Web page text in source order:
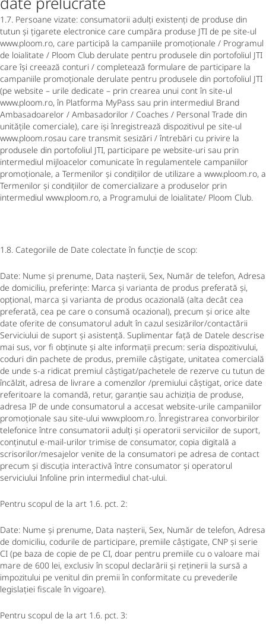
1.7. Persoane vizate: consumatorii adulți existenți de produse din
tutun și țigarete electronice care cumpăra produse JTI de pe site-ul
www.ploom.ro, care participă la campaniile promoționale / Programul
de loialitate / Ploom Club derulate pentru produsele din portofoliul JTI
care își creează conturi / completează formulare de participare la
campaniile promoționale derulate pentru produsele din portofoliul JTI
(pe website – urile dedicate – prin crearea unui cont în site-ul
www.ploom.ro, în Platforma MyPass sau prin intermediul Brand
Ambasadoarelor / Ambasadorilor / Coaches / Personal Trade din
unitățile comerciale), care iși înregistrează dispozitivul pe site-ul
www.ploom.rosau care transmit sesizări / întrebări cu privire la
produsele din portofoliul JTI, participare pe website-uri sau prin
intermediul mijloacelor comunicate în regulamentele campaniilor
promoționale, a Termenilor și condițiilor de utilizare a www.ploom.ro, a
Termenilor și condițiilor de comercializare a produselor prin
intermediul www.ploom.ro, a Programului de loialitate/ Ploom Club.
1.8. Categoriile de Date colectate în funcție de scop:
Date: Nume și prenume, Data nașterii, Sex, Număr de telefon, Adresa
de domiciliu, preferințe: Marca și varianta de produs preferată și,
opțional, marca și varianta de produs ocazională (alta decât cea
preferată, cea pe care o consumă ocazional), precum și orice alte
date oferite de consumatorul adult în cazul sesizărilor/contactării
Serviciului de suport și asistență. Suplimentar față de Datele descrise
mai sus, vor fi obținute și alte informații precum: seria dispozitivului,
coduri din pachete de produs, premiile câștigate, unitatea comercială
de unde s-a ridicat premiul câștigat/pachetele de rezerve cu tutun de
încălzit, adresa de livrare a comenzilor /premiului câștigat, orice date
referitoare la comandă, retur, garanție sau achiziția de produse,
adresa IP de unde consumatorul a accesat website-urile campaniilor
promoționale sau site-ului www.ploom.ro. Înregistrarea convorbirilor
telefonice între consumatorii adulți și operatorii serviciilor de suport,
conținutul e-mail-urilor trimise de consumator, copia digitală a
scrisorilor/mesajelor venite de la consumatori pe adresa de contact
precum și discuția interactivă între consumator și operatorul
serviciului Infoline prin intermediul chat-ului.
Pentru scopul de la art 1.6. pct. 2:
Date: Nume și prenume, Data nașterii, Sex, Număr de telefon, Adresa
de domiciliu, codurile de participare, premiile câștigate, CNP și serie
CI (pe baza de copie de pe CI, doar pentru premiile cu o valoare mai
mare de 600 lei, exclusiv în scopul declarării și reținerii la sursă a
impozitului pe venitul din premii în conformitate cu prevederile
legislației fiscale în vigoare).
Pentru scopul de la art 1.6. pct. 3: